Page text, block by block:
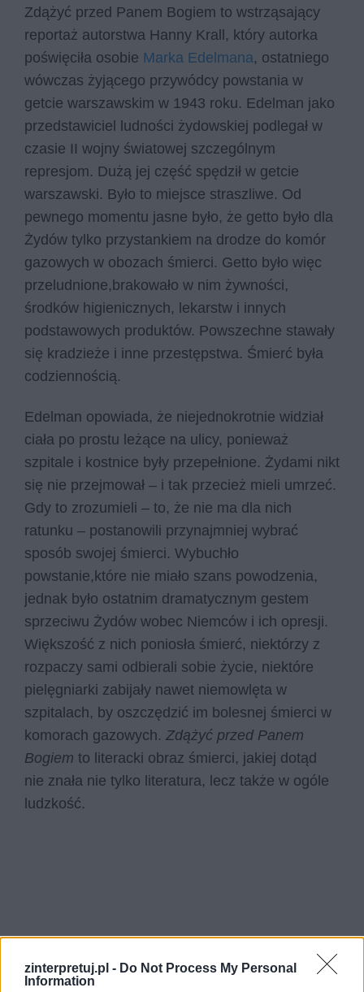
zinterpretuj.pl - Do Not Process My Personal
Information
Zdążyć przed Panem Bogiem to wstrząsający
reportaż autorstwa Hanny Krall, który autorka
poświęciła osobie Marka Edelmana, ostatniego
wówczas żyjącego przywódcy powstania w
getcie warszawskim w 1943 roku. Edelman jako
przedstawiciel ludności żydowskiej podlegał w
czasie II wojny światowej szczególnym
represjom. Dużą jej część spędził w getcie
warszawski. Było to miejsce straszliwe. Od
pewnego momentu jasne było, że getto było dla
Żydów tylko przystankiem na drodze do komór
gazowych w obozach śmierci. Getto było więc
przeludnione,brakowało w nim żywności,
środków higienicznych, lekarstw i innych
podstawowych produktów. Powszechne stawały
się kradzieże i inne przestępstwa. Śmierć była
codziennością.
Edelman opowiada, że niejednokrotnie widział
ciała po prostu leżące na ulicy, ponieważ
szpitale i kostnice były przepełnione. Żydami nikt
się nie przejmował – i tak przecież mieli umrzeć.
Gdy to zrozumieli – to, że nie ma dla nich
ratunku – postanowili przynajmniej wybrać
sposób swojej śmierci. Wybuchło
powstanie,które nie miało szans powodzenia,
jednak było ostatnim dramatycznym gestem
sprzeciwu Żydów wobec Niemców i ich opresji.
Większość z nich poniosła śmierć, niektórzy z
rozpaczy sami odbierali sobie życie, niektóre
pielęgniarki zabijały nawet niemowlęta w
szpitalach, by oszczędzić im bolesnej śmierci w
komorach gazowych. Zdążyć przed Panem
Bogiem to literacki obraz śmierci, jakiej dotąd
nie znała nie tylko literatura, lecz także w ogóle
ludzkość.